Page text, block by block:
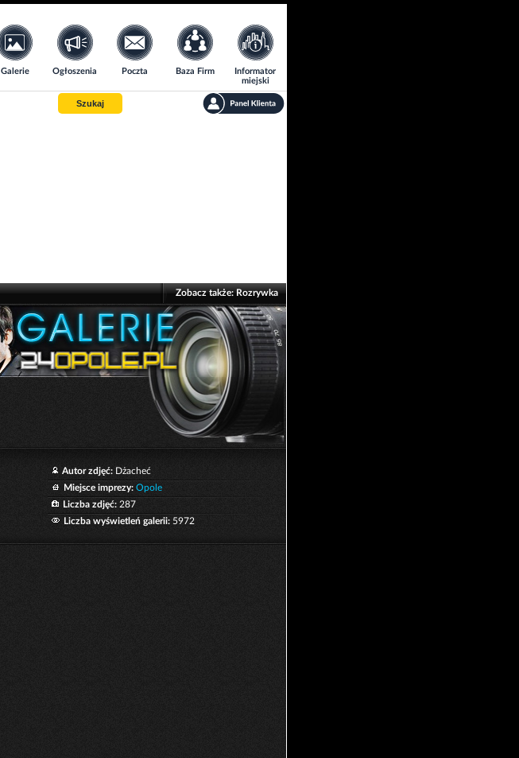
Galerie Ogłoszenia Poczta Baza Firm
Informator
miejski
Szukaj
Zobacz także:Rozrywka
Autor zdjęć: Dżacheć
Miejsce imprezy: Opole
Liczba zdjęć: 287
Liczba wyświetleń galerii: 5972